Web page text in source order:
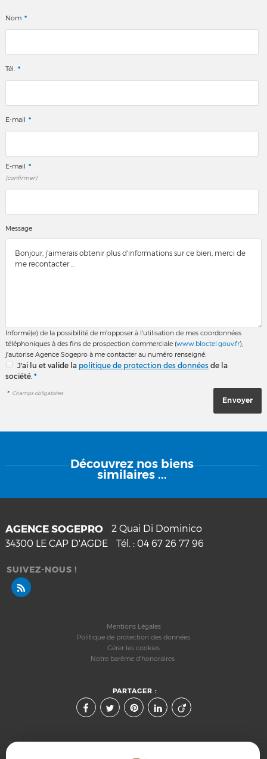
Nom *
Tél. *
E-mail *
E-mail *
(confirmer)
Message
Informé(e) de la possibilité de m'opposer à l'utilisation de mes coordonnées
téléphoniques à des fins de prospection commerciale (www.bloctel.gouv.fr),
j'autorise Agence Sogepro à me contacter au numéro renseigné.
J'ai lu et valide la politique de protection des données de la
société. *
* Champs obligatoires
Découvrez nos biens
similaires ...
AGENCE SOGEPRO
2 Quai Di Dominico
34300 LE CAP D'AGDE Tél. : 04 67 26 77 96
SUIVEZ-NOUS !
Mentions Légales
Politique de protection des données
Gérer les cookies
Notre barème d'honoraires
PARTAGER :